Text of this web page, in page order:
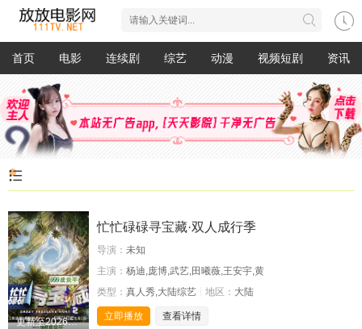
首页 电影 连续剧 综艺 动漫 视频短剧 资讯
更新至20260808期
忙忙碌碌寻宝藏·双人成行季
导演： 未知
主演： 杨迪,庞博,武艺,田曦薇,王安宇,黄
类型： 真人秀,大陆综艺 地区： 大陆
立即播放 查看详情